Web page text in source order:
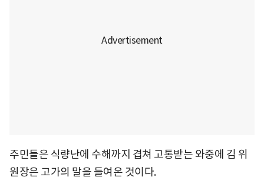
주민들은 식량난에 수해까지 겹쳐 고통받는 와중에 김 위
원장은 고가의 말을 들여온 것이다.